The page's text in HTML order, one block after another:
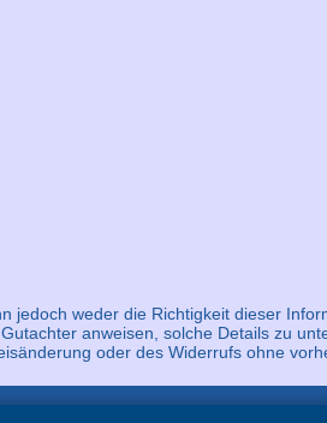
jedoch weder die Richtigkeit dieser
anweisen, solche Details zu
oder des Widerrufs ohne